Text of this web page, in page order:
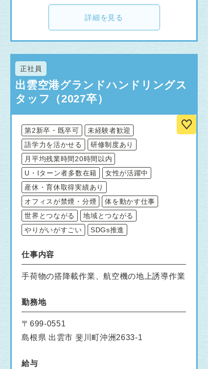
詳細を見る
正社員
出雲空港グランドハンドリングス
タッフ（2027卒）
第2新卒・既卒可
未経験者歓迎
語学力を活かせる
研修制度あり
月平均残業時間20時間以内
U・Iターン者多数在籍
女性が活躍中
産休・育休取得実績あり
オフィスが禁煙・分煙
体を動かす仕事
世界とつながる
地域とつながる
やりがいがすごい
SDGs推進
仕事内容
手荷物の搭降載作業、航空機の地上誘導作業
勤務地
〒699-0551
島根県 出雲市 斐川町沖洲2633-1
給与